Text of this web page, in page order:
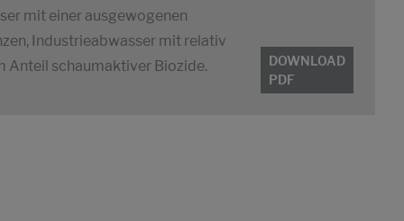
mit einer ausgewogenen
Industrieabwasser mit relativ
Anteil schaumaktiver Biozide.
DOWNLOAD
PDF